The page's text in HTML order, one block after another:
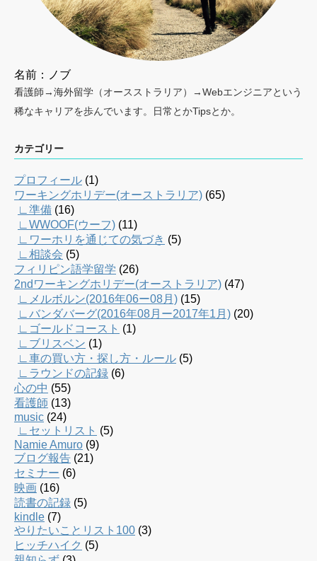
名前：ノブ
看護師→海外留学（オースストラリア）→Webエンジニアという
稀なキャリアを歩んでいます。日常とかTipsとか。
カテゴリー
プロフィール (1)
ワーキングホリデー(オーストラリア) (65)
∟準備 (16)
∟WWOOF(ウーフ) (11)
∟ワーホリを通じての気づき (5)
∟相談会 (5)
フィリピン語学留学 (26)
2ndワーキングホリデー(オーストラリア) (47)
∟メルボルン(2016年06ー08月) (15)
∟バンダバーグ(2016年08月ー2017年1月) (20)
∟ゴールドコースト (1)
∟ブリスベン (1)
∟車の買い方・探し方・ルール (5)
∟ラウンドの記録 (6)
心の中 (55)
看護師 (13)
music (24)
∟セットリスト (5)
Namie Amuro (9)
ブログ報告 (21)
セミナー (6)
映画 (16)
読書の記録 (5)
kindle (7)
やりたいことリスト100 (3)
ヒッチハイク (5)